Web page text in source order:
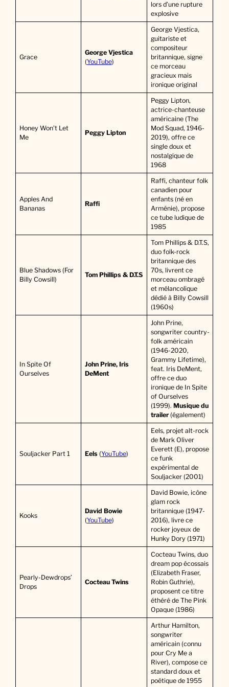
lors d’une rupture
explosive
Grace
George Vjestica
(YouTube)
George Vjestica,
guitariste et
compositeur
britannique, signe
ce morceau
gracieux mais
ironique original
Honey Won’t Let
Me
Peggy Lipton
Peggy Lipton,
actrice-chanteuse
américaine (The
Mod Squad, 1946-
2019), offre ce
single doux et
nostalgique de
1968
Apples And
Bananas
Raffi
Raffi, chanteur folk
canadien pour
enfants (né en
Arménie), propose
ce tube ludique de
1985
Blue Shadows (For
Billy Cowsill)
Tom Phillips & D.T.S
Tom Phillips & D.T.S,
duo folk-rock
britannique des
70s, livrent ce
morceau ombragé
et mélancolique
dédié à Billy Cowsill
(1960s)
In Spite Of
Ourselves
John Prine, Iris
DeMent
John Prine,
songwriter country-
folk américain
(1946-2020,
Grammy Lifetime),
feat. Iris DeMent,
offre ce duo
ironique de In Spite
of Ourselves
(1999). Musique du
trailer(également)
Souljacker Part 1 Eels(YouTube)
Eels, projet alt-rock
de Mark Oliver
Everett (E), propose
ce funk
expérimental de
Souljacker (2001)
Kooks
David Bowie
(YouTube)
David Bowie, icône
glam rock
britannique (1947-
2016), livre ce
rocker joyeux de
Hunky Dory (1971)
Pearly-Dewdrops’
Drops
Cocteau Twins
Cocteau Twins, duo
dream pop écossais
(Elizabeth Fraser,
Robin Guthrie),
proposent ce titre
éthéré de The Pink
Opaque (1986)
Arthur Hamilton,
songwriter
américain (connu
pour Cry Me a
River), compose ce
standard doux et
poétique de 1955